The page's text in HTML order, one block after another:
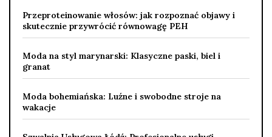
Przeproteinowanie włosów: jak rozpoznać objawy i
skutecznie przywrócić równowagę PEH
Moda na styl marynarski: Klasyczne paski, biel i
granat
Moda bohemiańska: Luźne i swobodne stroje na
wakacje